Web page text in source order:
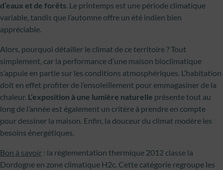
d’eaux et de forêts. Le printemps est une période climatique
variable, tandis que l’automne offre un été indien bien
appréciable.
Alors, pourquoi détailler le climat de ce territoire ? Tout
simplement, car la performance d’une maison bioclimatique
s’appuie en partie sur les conditions atmosphériques. L’habitation
doit en effet profiter de l’ensoleillement pour emmagasiner de la
chaleur. L’exposition à une lumière naturelle présente tout au
long de l’année est également un critère à prendre en compte
pour dessiner la maison. Enfin, la douceur du climat modère les
besoins énergétiques.
Bon à savoir : la règlementation thermique 2012 classe la
Dordogne en zone climatique H2c. Cette catégorie regroupe les